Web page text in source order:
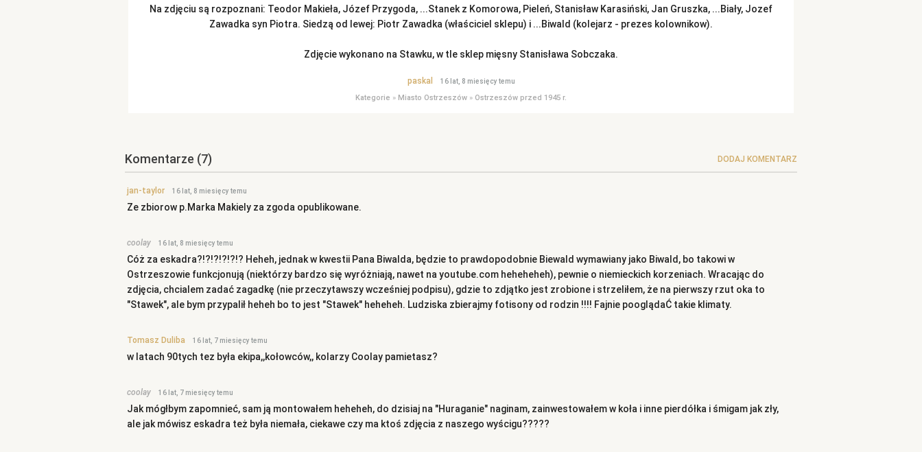
Na zdjęciu są rozpoznani: Teodor Makieła, Józef Przygoda, ...Stanek z Komorowa, Pieleń, Stanisław Karasiński, Jan Gruszka, ...Biały, Jozef
Zawadka syn Piotra. Siedzą od lewej: Piotr Zawadka (właściciel sklepu) i ...Biwald (kolejarz - prezes kolownikow).
Zdjęcie wykonano na Stawku, w tle sklep mięsny Stanisława Sobczaka.
paskal 16 lat, 8 miesięcy temu
Kategorie » Miasto Ostrzeszów » Ostrzeszów przed 1945 r.
Komentarze (7) DODAJ KOMENTARZ
jan-taylor 16 lat, 8 miesięcy temu
Ze zbiorow p.Marka Makiely za zgoda opublikowane.
coolay 16 lat, 8 miesięcy temu
Cóż za eskadra?!?!?!?!?!? Heheh, jednak w kwestii Pana Biwalda, będzie to prawdopodobnie Biewald wymawiany jako Biwald, bo takowi w
Ostrzeszowie funkcjonują (niektórzy bardzo się wyróżniają, nawet na youtube.com heheheheh), pewnie o niemieckich korzeniach. Wracając do
zdjęcia, chcialem zadać zagadkę (nie przeczytawszy wcześniej podpisu), gdzie to zdjątko jest zrobione i strzeliłem, że na pierwszy rzut oka to
"Stawek", ale bym przypalił heheh bo to jest "Stawek" heheheh. Ludziska zbierajmy fotisony od rodzin !!!! Fajnie pooglądaĆ takie klimaty.
Tomasz Duliba 16 lat, 7 miesięcy temu
w latach 90tych tez była ekipa,,kołowców,, kolarzy Coolay pamietasz?
coolay 16 lat, 7 miesięcy temu
Jak mógłbym zapomnieć, sam ją montowałem heheheh, do dzisiaj na "Huraganie" naginam, zainwestowałem w koła i inne pierdółka i śmigam jak zły,
ale jak mówisz eskadra też była niemała, ciekawe czy ma ktoś zdjęcia z naszego wyścigu?????